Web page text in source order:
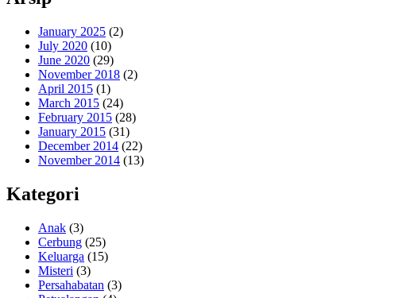
January 2025 (2)
July 2020 (10)
June 2020 (29)
November 2018 (2)
April 2015 (1)
March 2015 (24)
February 2015 (28)
January 2015 (31)
December 2014 (22)
November 2014 (13)
Kategori
Anak (3)
Cerbung (25)
Keluarga (15)
Misteri (3)
Persahabatan (3)